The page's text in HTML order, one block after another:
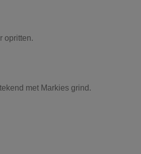
opritten.
met Markies grind.